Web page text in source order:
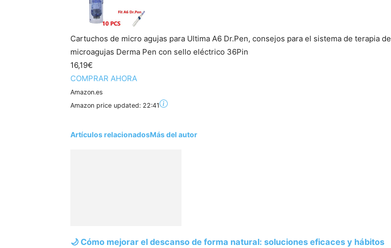
Cartuchos de micro agujas para Ultima A6 Dr.Pen, consejos para el sistema de terapia de
microagujas Derma Pen con sello eléctrico 36Pin
16,19€
COMPRAR AHORA
Amazon.es
Amazon price updated: 22:41
Artículos relacionadosMás del autor
🌙 Cómo mejorar el descanso de forma natural: soluciones eficaces y hábitos